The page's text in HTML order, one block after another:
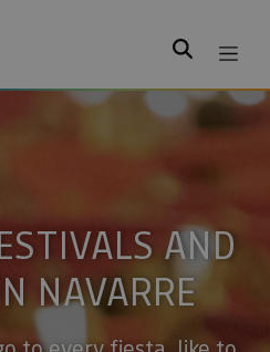
Search
AND
NAVARRE